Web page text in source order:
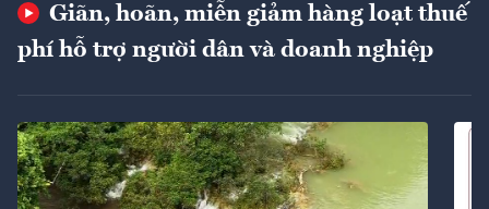
Giãn, hoãn, miễn giảm hàng loạt thuế
phí hỗ trợ người dân và doanh nghiệp